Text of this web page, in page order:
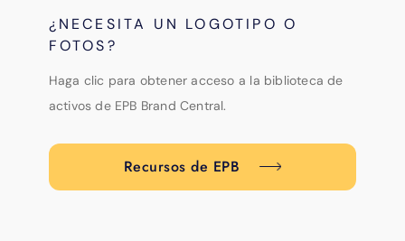
¿NECESITA UN LOGOTIPO O
FOTOS?
Haga clic para obtener acceso a la biblioteca de
activos de EPB Brand Central.
Recursos de EPB